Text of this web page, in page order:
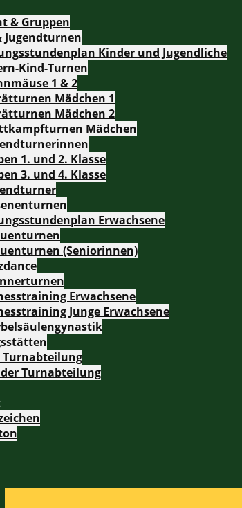
& Gruppen
Jugendturnen
Kinder und Jugendliche
Kind-Turnen
1 & 2
Mädchen 1
Mädchen 2
Mädchen
1. und 2. Klasse
3. und 4. Klasse
Erwachsene
(Seniorinnen)
Erwachsene
Junge Erwachsene
Turnabteilung
Turnabteilung